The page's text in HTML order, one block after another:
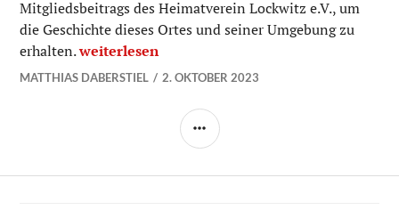
Mitgliedsbeitrags des Heimatverein Lockwitz e.V., um
die Geschichte dieses Ortes und seiner Umgebung zu
erhalten.Beitragsordnung Heimat Verein Lockwitz e.V.
weiterlesen
MATTHIAS DABERSTIEL 2. OKTOBER 2023
SEITENLEISTE